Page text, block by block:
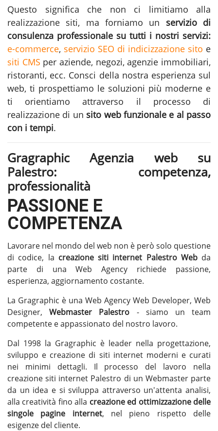
Questo significa che non ci limitiamo alla
realizzazione siti, ma forniamo un servizio di
consulenza professionale su tutti i nostri servizi:
e-commerce, servizio SEO di indicizzazione sito e
siti CMS per aziende, negozi, agenzie immobiliari,
ristoranti, ecc. Consci della nostra esperienza sul
web, ti prospettiamo le soluzioni più moderne e
ti orientiamo attraverso il processo di
realizzazione di un sito web funzionale e al passo
con i tempi.
Gragraphic Agenzia web su
Palestro: competenza,
professionalità
PASSIONE E
COMPETENZA
Lavorare nel mondo del web non è però solo questione
di codice, la creazione siti internet PalestroWebda
parte di una Web Agency richiede passione,
esperienza, aggiornamento costante.
La Gragraphic è una Web Agency Web Developer, Web
Designer,Webmaster Palestro - siamo un team
competente e appassionato del nostro lavoro.
Dal 1998 la Gragraphic è leader nella progettazione,
sviluppo e creazione di siti internet moderni e curati
nei minimi dettagli. Il processo del lavoro nella
creazione siti internet Palestro di un Webmaster parte
da un idea e si sviluppa attraverso un'attenta analisi,
alla creatività fino alla creazione ed ottimizzazione delle
singole pagine internet, nel pieno rispetto delle
esigenze del cliente.